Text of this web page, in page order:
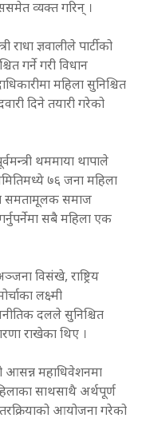
व्यक्त गरिन् ।
ज्ञवालीले पार्टीको
गर्ने गरी विधान
महिला सुनिश्चित
दिने तयारी गरेको
थममाया थापाले
७६ जना महिला
समतामूलक समाज
सबै महिला एक
विसंखे, राष्ट्रिय
लक्ष्मी
दलले सुनिश्चित
राखेका थिए ।
आसन्न महाधिवेशनमा
साथसाथै अर्थपूर्ण
आयोजना गरेको